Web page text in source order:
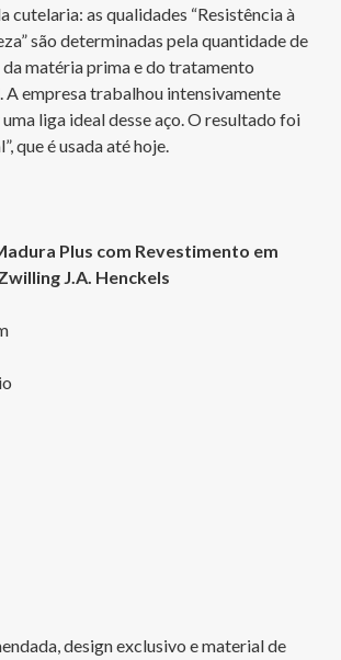
cutelaria: as qualidades “Resistência à
são determinadas pela quantidade de
matéria prima e do tratamento
empresa trabalhou intensivamente
liga ideal desse aço. O resultado foi
que é usada até hoje.
Plus com Revestimento em
J.A. Henckels
design exclusivo e material de